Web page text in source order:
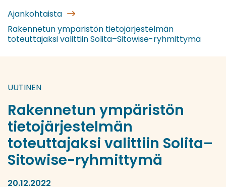
Ajankohtaista
Rakennetun ympäristön tietojärjestelmän
toteuttajaksi valittiin Solita–Sitowise-ryhmittymä
UUTINEN
Rakennetun ympäristön
tietojärjestelmän
toteuttajaksi valittiin Solita–
Sitowise-ryhmittymä
20.12.2022